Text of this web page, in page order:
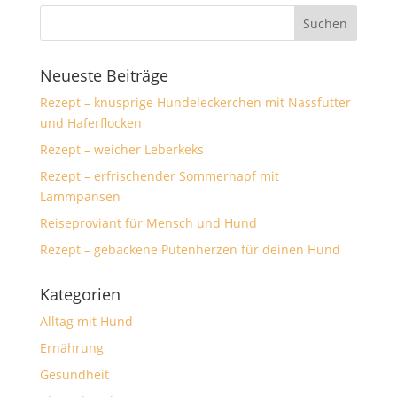
Neueste Beiträge
Rezept – knusprige Hundeleckerchen mit Nassfutter
und Haferflocken
Rezept – weicher Leberkeks
Rezept – erfrischender Sommernapf mit
Lammpansen
Reiseproviant für Mensch und Hund
Rezept – gebackene Putenherzen für deinen Hund
Kategorien
Alltag mit Hund
Ernährung
Gesundheit